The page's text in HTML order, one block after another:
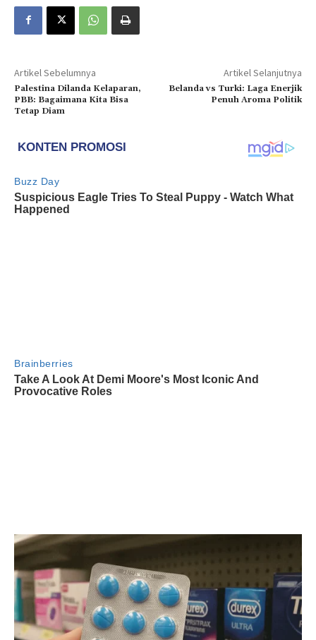
Artikel Sebelumnya
Palestina Dilanda Kelaparan,
PBB: Bagaimana Kita Bisa
Tetap Diam
Artikel Selanjutnya
Belanda vs Turki: Laga Enerjik
Penuh Aroma Politik